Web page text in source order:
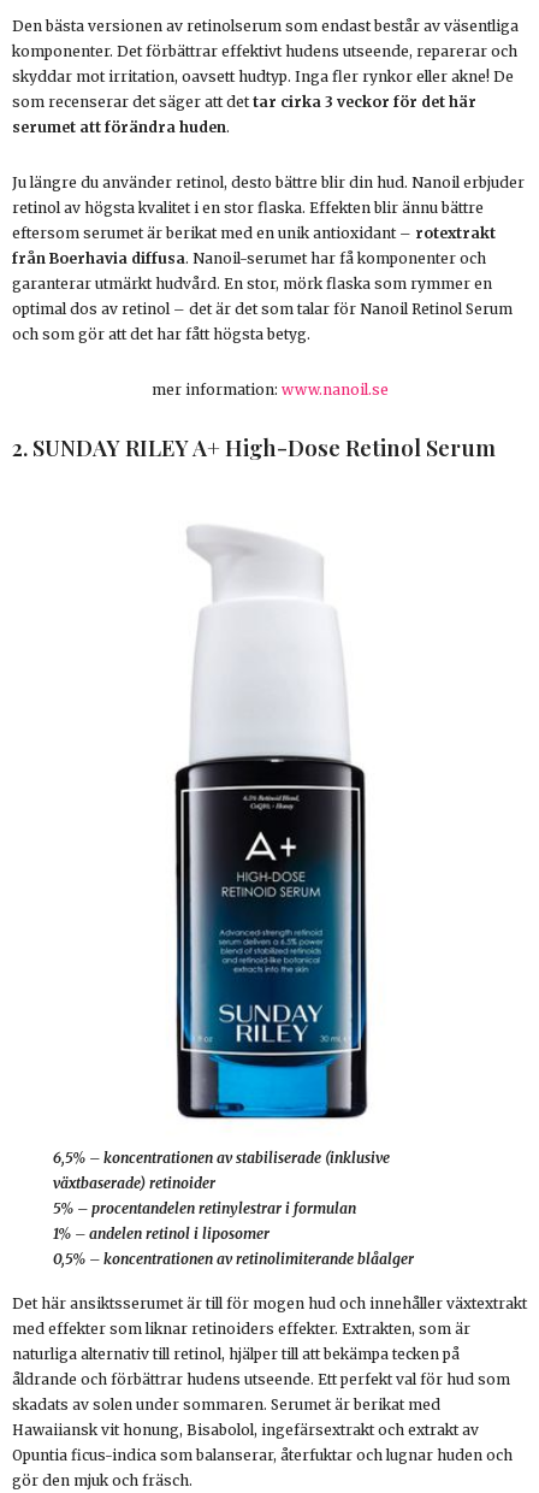
Den bästa versionen av retinolserum som endast består av väsentliga
komponenter. Det förbättrar effektivt hudens utseende, reparerar och
skyddar mot irritation, oavsett hudtyp. Inga fler rynkor eller akne! De
som recenserar det säger att det tar cirka 3 veckor för det här
serumet att förändra huden.
Ju längre du använder retinol, desto bättre blir din hud. Nanoil erbjuder
retinol av högsta kvalitet i en stor flaska. Effekten blir ännu bättre
eftersom serumet är berikat med en unik antioxidant – rotextrakt
från Boerhavia diffusa. Nanoil-serumet har få komponenter och
garanterar utmärkt hudvård. En stor, mörk flaska som rymmer en
optimal dos av retinol – det är det som talar för Nanoil Retinol Serum
och som gör att det har fått högsta betyg.
mer information: www.nanoil.se
2. SUNDAY RILEY A+ High-Dose Retinol Serum
6,5% – koncentrationen av stabiliserade (inklusive
växtbaserade) retinoider
5% – procentandelen retinylestrar i formulan
1% – andelen retinol i liposomer
0,5% – koncentrationen av retinolimiterande blåalger
Det här ansiktsserumet är till för mogen hud och innehåller växtextrakt
med effekter som liknar retinoiders effekter. Extrakten, som är
naturliga alternativ till retinol, hjälper till att bekämpa tecken på
åldrande och förbättrar hudens utseende. Ett perfekt val för hud som
skadats av solen under sommaren. Serumet är berikat med
Hawaiiansk vit honung, Bisabolol, ingefärsextrakt och extrakt av
Opuntia ficus-indica som balanserar, återfuktar och lugnar huden och
gör den mjuk och fräsch.